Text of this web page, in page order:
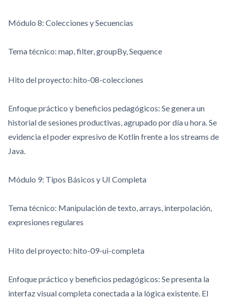
Módulo 8: Colecciones y Secuencias
Tema técnico: map,filter,groupBy,Sequence
Hito del proyecto: hito-08-colecciones
Enfoque práctico y beneficios pedagógicos: Se genera un
historial de sesiones productivas, agrupado por día u hora. Se
evidencia el poder expresivo de Kotlin frente a los streams de
Java.
Módulo 9: Tipos Básicos y UI Completa
Tema técnico: Manipulación de texto, arrays, interpolación,
expresiones regulares
Hito del proyecto: hito-09-ui-completa
Enfoque práctico y beneficios pedagógicos: Se presenta la
interfaz visual completa conectada a la lógica existente. El